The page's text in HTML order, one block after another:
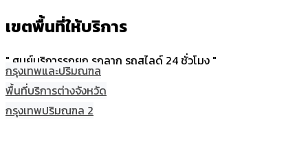
เขตพื้นที่ให้บริการ
" ศูนย์บริการรถยก รถลาก รถสไลด์ 24 ชั่วโมง "
กรุงเทพและปริมณฑล
พื้นที่บริการต่างจังหวัด
กรุงเทพปริมณฑล 2